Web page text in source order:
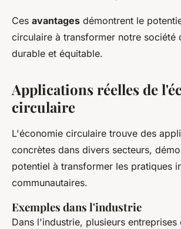
Ces avantages démontrent le
circulaire à transformer notre société
durable et équitable.
Applications réelles de
circulaire
L'économie circulaire trouve des
concrètes dans divers secteurs,
potentiel à transformer les pratiques
communautaires.
Exemples dans l'industrie
Dans l'industrie, plusieurs